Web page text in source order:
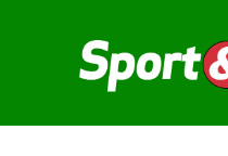
contenuto